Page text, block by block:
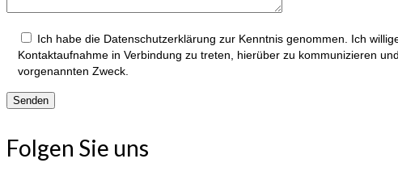
Ich habe die Datenschutzerklärung zur Kenntnis genommen. Ich
Kontaktaufnahme in Verbindung zu treten, hierüber zu kommunizieren
vorgenannten Zweck.
Folgen Sie uns